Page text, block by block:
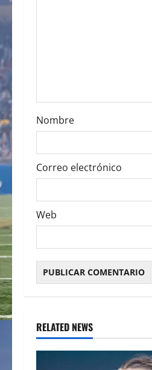
o
n
Nombre
Correo electrónico
Web
RELATED NEWS